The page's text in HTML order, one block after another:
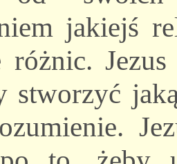
jakiejś
stworzyć